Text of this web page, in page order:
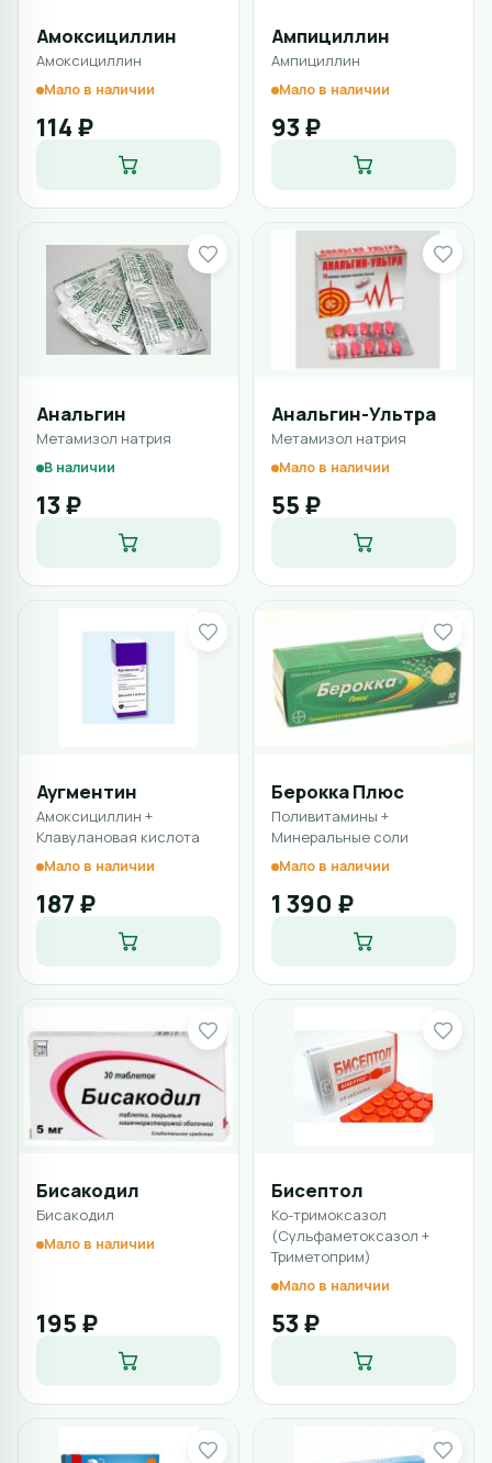
Амоксициллин
Амоксициллин
Мало в наличии
114 ₽
Ампициллин
Ампициллин
Мало в наличии
93 ₽
Анальгин
Метамизол натрия
В наличии
13 ₽
Анальгин-Ультра
Метамизол натрия
Мало в наличии
55 ₽
Аугментин
Амоксициллин +
Клавулановая кислота
Мало в наличии
187 ₽
Берокка Плюс
Поливитамины +
Минеральные соли
Мало в наличии
1 390 ₽
Бисакодил
Бисакодил
Мало в наличии
195 ₽
Бисептол
Ко-тримоксазол
(Сульфаметоксазол +
Триметоприм)
Мало в наличии
53 ₽